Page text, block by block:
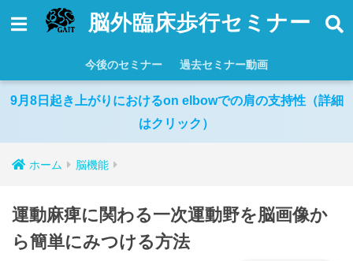
脳外臨床歩行セミナー
今後のセミナー 過去セミナー動画
9月8日起き上がりにおけるon elbowでの肩の支持性（詳細
はクリック）
ホーム 脳機能
運動麻痺に関わる一次運動野を脳画像か
ら簡単にみつける方法